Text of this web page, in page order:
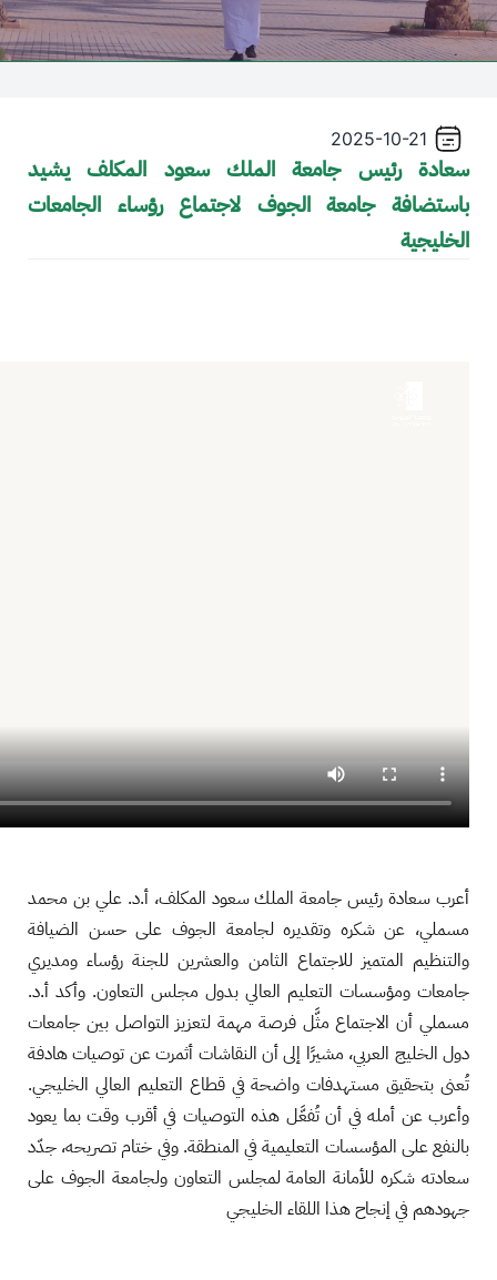
+
/".
activates
screen
reader
2025-10-21
سعادة رئيس جامعة الملك سعود المكلف يشيد
باستضافة جامعة الجوف لاجتماع رؤساء الجامعات
الخليجية
أعرب سعادة رئيس جامعة الملك سعود المكلف، أ.د. علي بن محمد
مسملي، عن شكره وتقديره لجامعة الجوف على حسن الضيافة
والتنظيم المتميز للاجتماع الثامن والعشرين للجنة رؤساء ومديري
جامعات ومؤسسات التعليم العالي بدول مجلس التعاون. وأكد أ.د.
مسملي أن الاجتماع مثَّل فرصة مهمة لتعزيز التواصل بين جامعات
دول الخليج العربي، مشيرًا إلى أن النقاشات أثمرت عن توصيات هادفة
تُعنى بتحقيق مستهدفات واضحة في قطاع التعليم العالي الخليجي.
وأعرب عن أمله في أن تُفعَّل هذه التوصيات في أقرب وقت بما يعود
بالنفع على المؤسسات التعليمية في المنطقة. وفي ختام تصريحه، جدّد
سعادته شكره للأمانة العامة لمجلس التعاون ولجامعة الجوف على
جهودهم في إنجاح هذا اللقاء الخليجي